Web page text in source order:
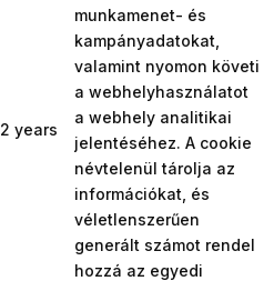
2 years
munkamenet- és
kampányadatokat,
valamint nyomon követi
a webhelyhasználatot
a webhely analitikai
jelentéséhez. A cookie
névtelenül tárolja az
információkat, és
véletlenszerűen
generált számot rendel
hozzá az egyedi